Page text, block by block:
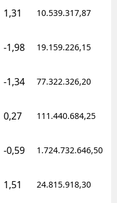
1,31 10.539.317,87
-1,98 19.159.226,15
-1,34 77.322.326,20
0,27 111.440.684,25
-0,59 1.724.732.646,50
1,51 24.815.918,30